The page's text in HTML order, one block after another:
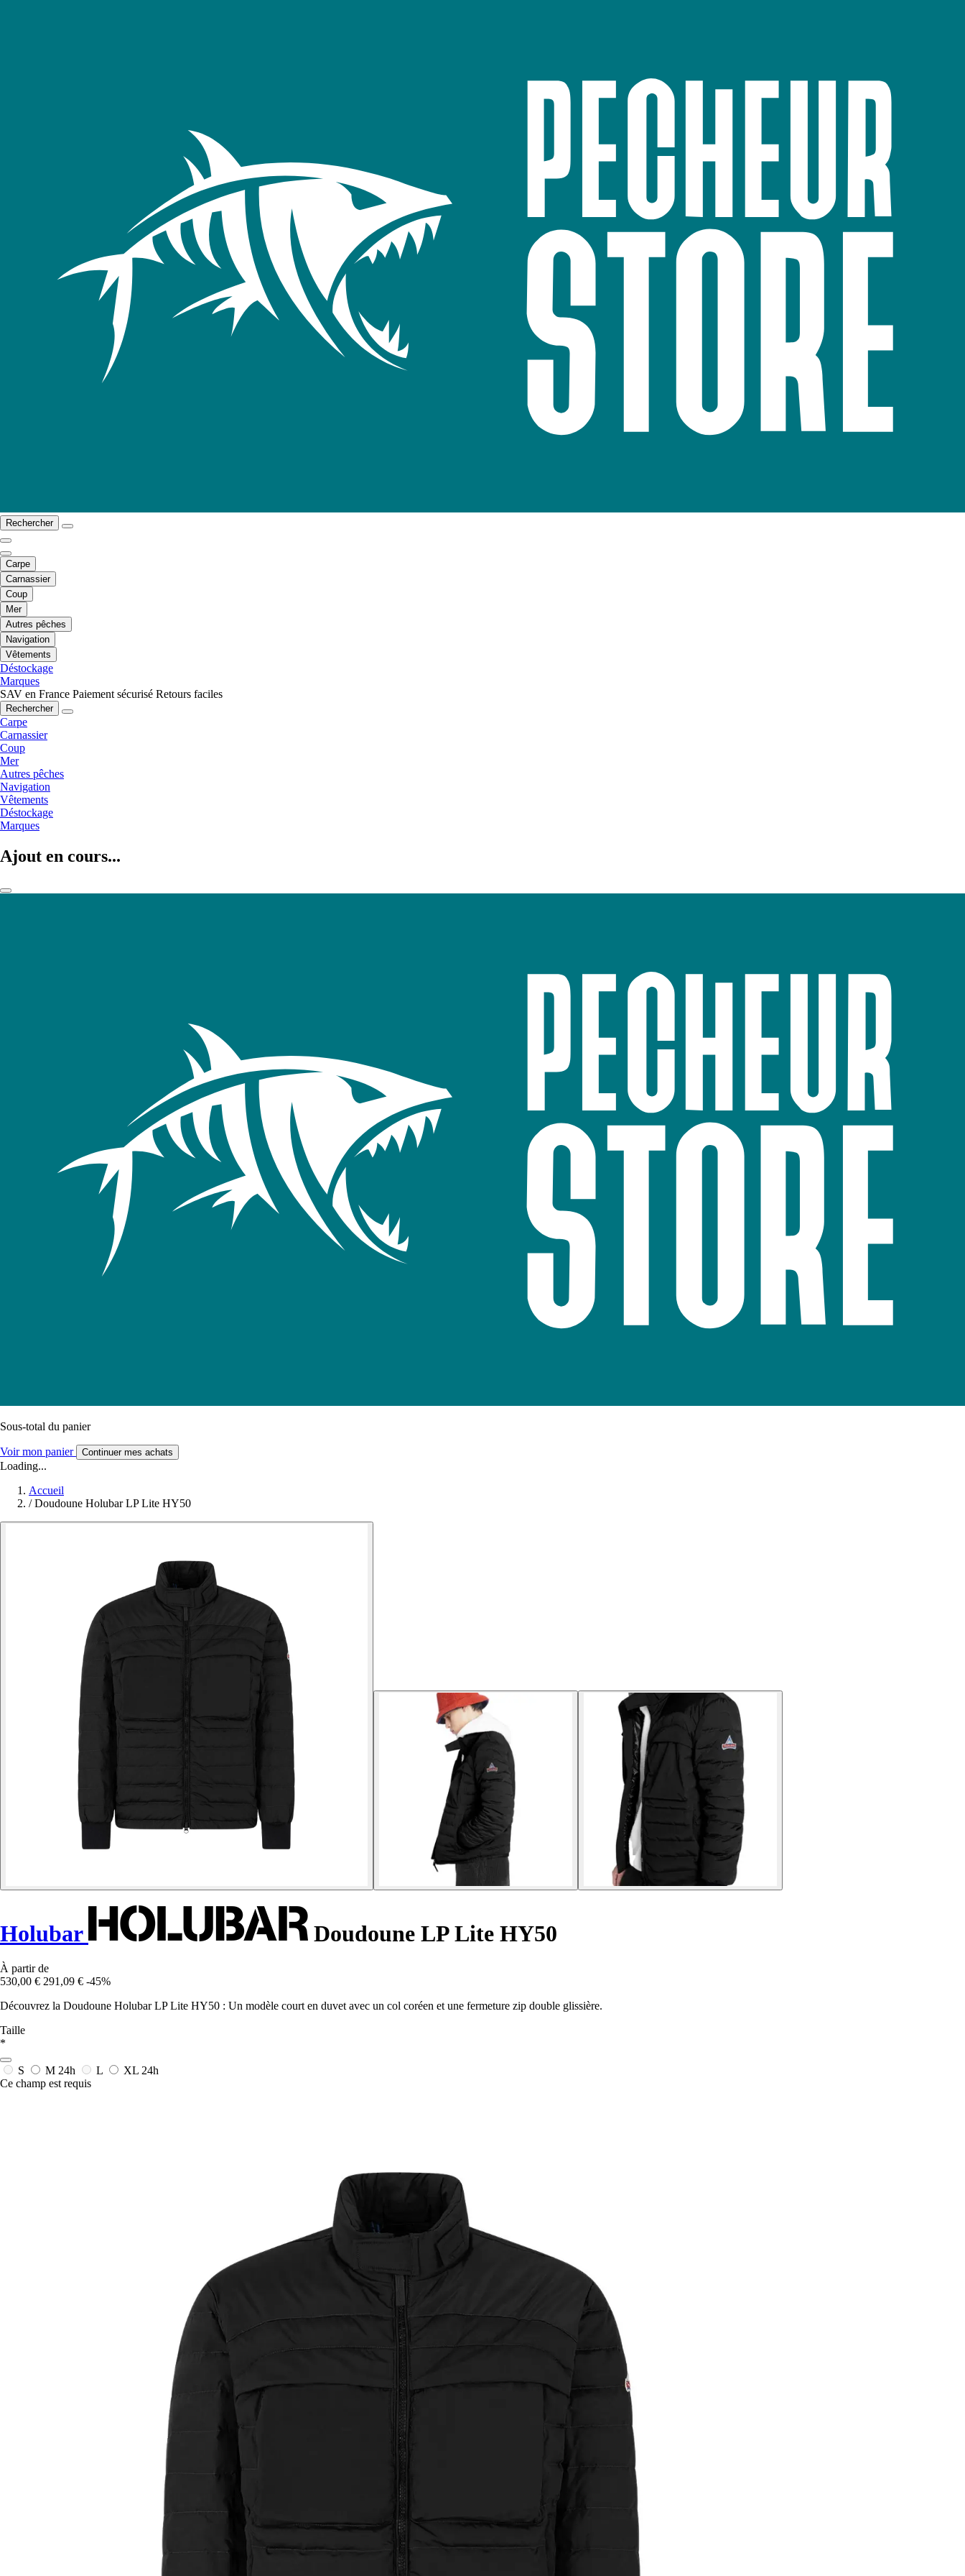
Rechercher
Carpe
Carnassier
Coup
Mer
Autres pêches
Navigation
Vêtements
Déstockage
Marques
SAV en France Paiement sécurisé Retours faciles
Rechercher
Carpe
Carnassier
Coup
Mer
Autres pêches
Navigation
Vêtements
Déstockage
Marques
Ajout en cours...
Sous-total du panier
Voir mon panier Continuer mes achats
Loading...
Accueil
/ Doudoune Holubar LP Lite HY50
Holubar Doudoune LP Lite HY50
À partir de
530,00 € 291,09 € -45%
Découvrez la Doudoune Holubar LP Lite HY50 : Un modèle court en duvet avec un col coréen et une fermeture zip double glissière.
Taille
*
S M 24h L XL 24h
Ce champ est requis